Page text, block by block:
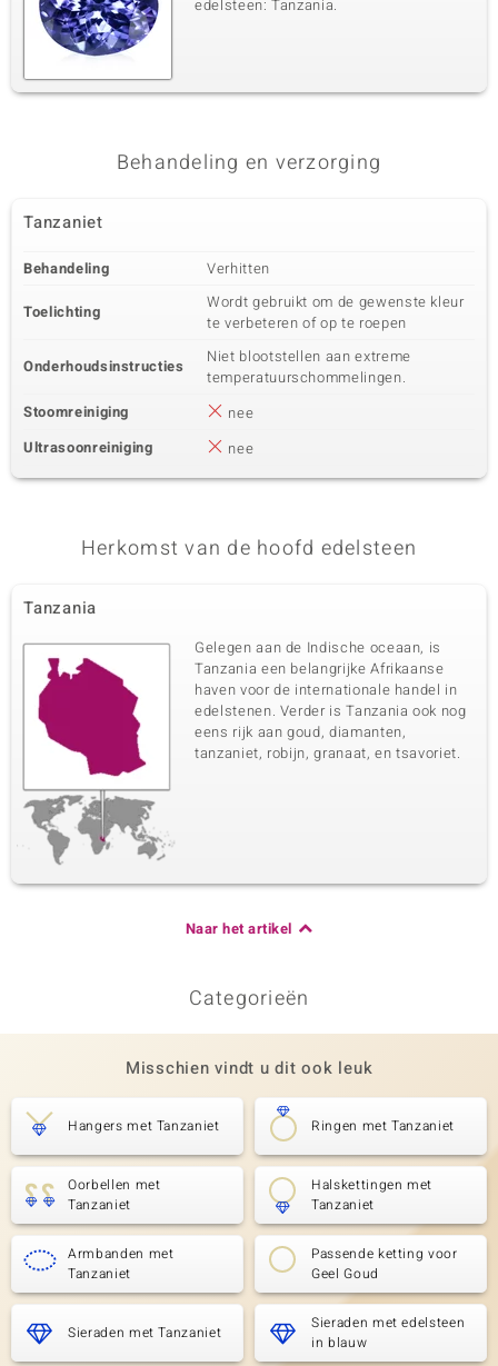
edelsteen: Tanzania.
Behandeling en verzorging
Tanzaniet
Behandeling Verhitten
Toelichting
Wordt gebruikt om de gewenste kleur
te verbeteren of op te roepen
Onderhoudsinstructies
Niet blootstellen aan extreme
temperatuurschommelingen.
Stoomreiniging
nee
Ultrasoonreiniging
nee
Herkomst van de hoofd edelsteen
Tanzania
Gelegen aan de Indische oceaan, is
Tanzania een belangrijke Afrikaanse
haven voor de internationale handel in
edelstenen. Verder is Tanzania ook nog
eens rijk aan goud, diamanten,
tanzaniet, robijn, granaat, en tsavoriet.
Naar het artikel
Categorieën
Misschien vindt u dit ook leuk
Hangers met Tanzaniet Ringen met Tanzaniet
Oorbellen met
Tanzaniet
Halskettingen met
Tanzaniet
Armbanden met
Tanzaniet
Passende ketting voor
Geel Goud
Sieraden met Tanzaniet
Sieraden met edelsteen
in blauw